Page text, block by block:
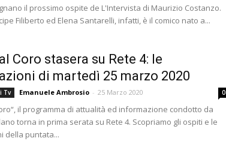
il prossimo ospite de L'Intervista di Maurizio Costanzo.
Filiberto ed Elena Santarelli, infatti, è il comico nato a...
Coro stasera su Rete 4: le
di martedì 25 marzo 2020
Tv Emanuele Ambrosio - 25 Marzo 2020 0
il programma di attualità ed informazione condotto da
torna in prima serata su Rete 4. Scopriamo gli ospiti e le
della puntata...